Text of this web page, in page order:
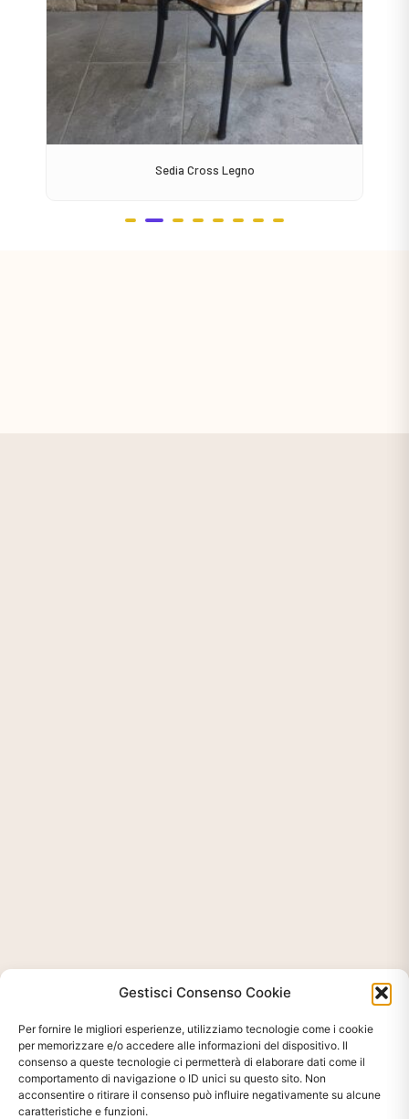
Gestisci Consenso Cookie
Per fornire le migliori esperienze, utilizziamo tecnologie come i cookie
per memorizzare e/o accedere alle informazioni del dispositivo. Il
consenso a queste tecnologie ci permetterà di elaborare dati come il
comportamento di navigazione o ID unici su questo sito. Non
acconsentire o ritirare il consenso può influire negativamente su alcune
caratteristiche e funzioni.
Sedia Cross Legno